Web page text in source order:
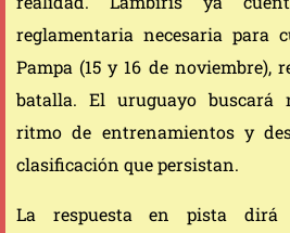
reglamentaria necesaria para
Pampa (15 y 16 de noviembre),
batalla. El uruguayo buscará
ritmo de entrenamientos y
clasificación que persistan.
La respuesta en pista dirá